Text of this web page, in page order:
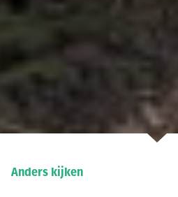
Anders kijken